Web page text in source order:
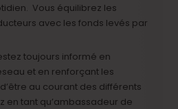
Vous équilibrez les
avec les fonds levés par
toujours informé en
et en renforçant les
au courant des différents
en tant qu’ambassadeur de